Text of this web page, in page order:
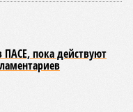
ПАСЕ, пока действуют